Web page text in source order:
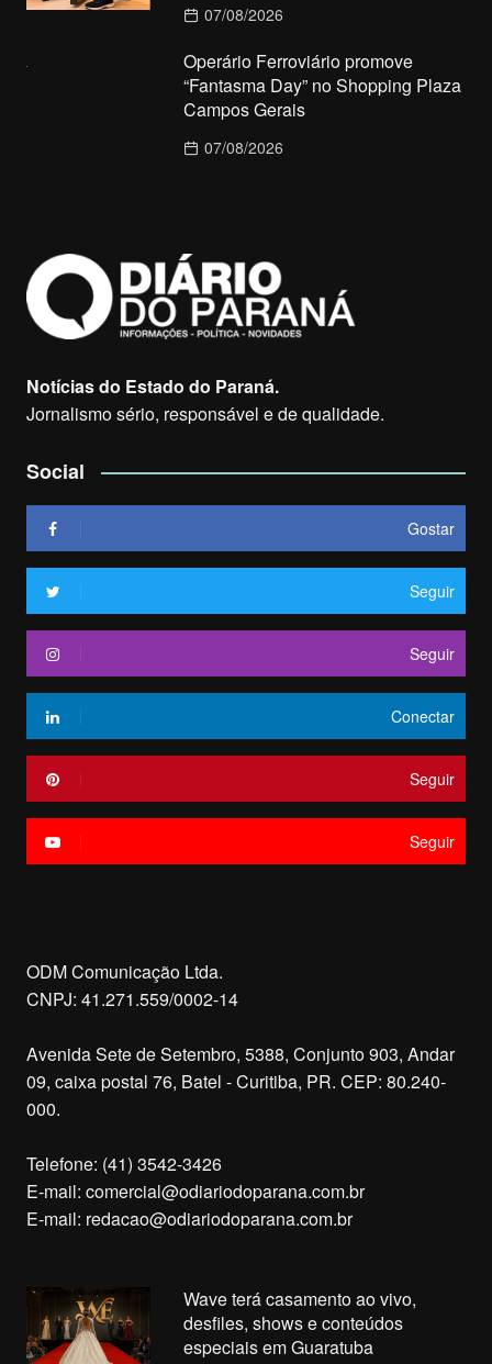
07/08/2026
Operário Ferroviário promove
“Fantasma Day” no Shopping Plaza
Campos Gerais
07/08/2026
Notícias do Estado do Paraná.
Jornalismo sério, responsável e de qualidade.
Social
Gostar
Seguir
Seguir
Conectar
Seguir
Seguir
ODM Comunicação Ltda.
CNPJ: 41.271.559/0002-14
Avenida Sete de Setembro, 5388, Conjunto 903, Andar
09, caixa postal 76, Batel - Curitiba, PR. CEP: 80.240-
000.
Telefone: (41) 3542-3426
E-mail: comercial@odiariodoparana.com.br
E-mail: redacao@odiariodoparana.com.br
Wave terá casamento ao vivo,
desfiles, shows e conteúdos
especiais em Guaratuba